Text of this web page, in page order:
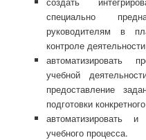
специально
руководителям в
контроле
автоматизировать
учебной
предоставление
подготовки
автоматизировать и
учебного процесса.